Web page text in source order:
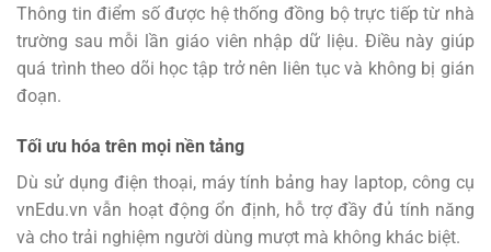
Thông tin điểm số được hệ thống đồng bộ trực tiếp từ nhà
trường sau mỗi lần giáo viên nhập dữ liệu. Điều này giúp
quá trình theo dõi học tập trở nên liên tục và không bị gián
đoạn.
Tối ưu hóa trên mọi nền tảng
Dù sử dụng điện thoại, máy tính bảng hay laptop, công cụ
vnEdu.vn vẫn hoạt động ổn định, hỗ trợ đầy đủ tính năng
và cho trải nghiệm người dùng mượt mà không khác biệt.